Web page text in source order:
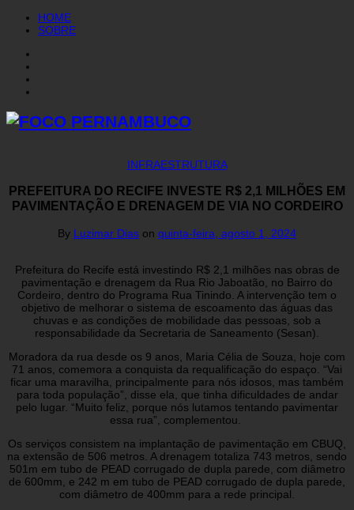
HOME
SOBRE
INFRAESTRUTURA
PREFEITURA DO RECIFE INVESTE R$ 2,1 MILHÕES EM
PAVIMENTAÇÃO E DRENAGEM DE VIA NO CORDEIRO
By Luzimar Dias on quinta-feira, agosto 1, 2024
Prefeitura do Recife está investindo R$ 2,1 milhões nas obras de
pavimentação e drenagem da Rua Rio Jaboatão, no Bairro do
Cordeiro, dentro do Programa Rua Tinindo. A intervenção tem o
objetivo de melhorar o sistema de escoamento das águas das
chuvas e as condições de mobilidade das pessoas, sob a
responsabilidade da Secretaria de Saneamento (Sesan).
Moradora da rua desde os 9 anos, Maria Célia de Souza, hoje com
71 anos, comemora a conquista da requalificação do espaço. “Vai
ficar uma maravilha, principalmente para nós idosos, mas também
para toda população”, disse ela, que tinha dificuldades de andar
pelo lugar. “Muito feliz, porque nós lutamos tentando pavimentar
essa rua”, complementou.
Os serviços consistem na implantação de pavimentação em CBUQ,
na extensão de 506 metros. A drenagem totaliza 743 metros, sendo
501m em tubo de PEAD corrugado de dupla parede, com diâmetro
de 600mm, e 242 m em tubo de PEAD corrugado de dupla parede,
com diâmetro de 400mm para a rede principal.